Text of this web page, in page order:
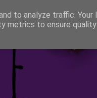
to analyze traffic. Your
metrics to ensure